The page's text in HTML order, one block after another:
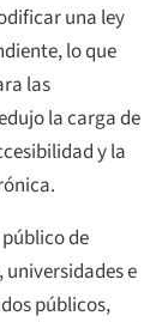
una ley
lo que
las
la carga de
y la
de
e
públicos,